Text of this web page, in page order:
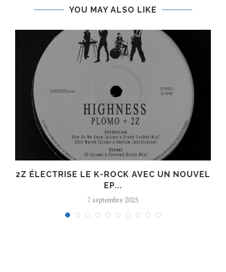
YOU MAY ALSO LIKE
2Z ÉLECTRISE LE K-ROCK AVEC UN NOUVEL
EP...
7 septembre 2025